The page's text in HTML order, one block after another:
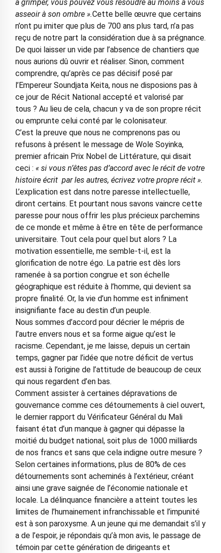
à grimper, vous pouvez vous résoudre au moins à vous
asseoir à son ombre ».Cette belle œuvre que certains
n’ont pu imiter que plus de 700 ans plus tard, n’a pas
reçu de notre part la considération due à sa prégnance.
De quoi laisser un vide par l’absence de chantiers que
nous aurions dû ouvrir et réaliser. Sinon, comment
comprendre, qu’après ce pas décisif posé par
l’Empereur Soundjata Keita, nous ne disposions pas à
ce jour de Récit National accepté et valorisé par
tous ? Au lieu de cela, chacun y va de son propre récit
ou emprunte celui conté par le colonisateur.
C’est la preuve que nous ne comprenons pas ou
refusons à présent le message de Wole Soyinka,
premier africain Prix Nobel de Littérature, qui disait
ceci : « si vous n’êtes pas d’accord avec le récit de votre
histoire écrit par les autres, écrivez votre propre récit ».
L’explication est dans notre paresse intellectuelle,
diront certains. Et pourtant nous savons vaincre cette
paresse pour nous offrir les plus précieux parchemins
de ce monde et même à être en tête de performance
universitaire. Tout cela pour quel but alors ? La
motivation essentielle, me semble-t-il, est la
glorification de notre égo. La patrie est dès lors
ramenée à sa portion congrue et son échelle
géographique est réduite à l’homme, qui devient sa
propre finalité. Or, la vie d’un homme est infiniment
insignifiante face au destin d’un peuple.
Nous sommes d’accord pour décrier le mépris de
l’autre envers nous et sa forme aigue qu’est le
racisme. Cependant, je me laisse, depuis un certain
temps, gagner par l’idée que notre déficit de vertus
est aussi à l’origine de l’attitude de beaucoup de ceux
qui nous regardent d’en bas.
Comment assister à certaines dépravations de
gouvernance comme ces détournements à ciel ouvert,
le dernier rapport du Vérificateur Général du Mali
faisant état d’un manque à gagner qui dépasse la
moitié du budget national, soit plus de 1000 milliards
de nos francs et sans que cela indigne outre mesure ?
Selon certaines informations, plus de 80% de ces
détournements sont acheminés à l’extérieur, créant
ainsi une grave saignée de l’économie nationale et
locale. La délinquance financière a atteint toutes les
limites de l’humainement infranchissable et l’impunité
est à son paroxysme. A un jeune qui me demandait s’il y
a de l’espoir, je répondais qu’à mon avis, le passage de
témoin par cette génération de dirigeants et